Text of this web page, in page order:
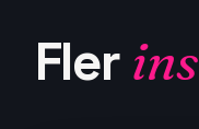
Fler